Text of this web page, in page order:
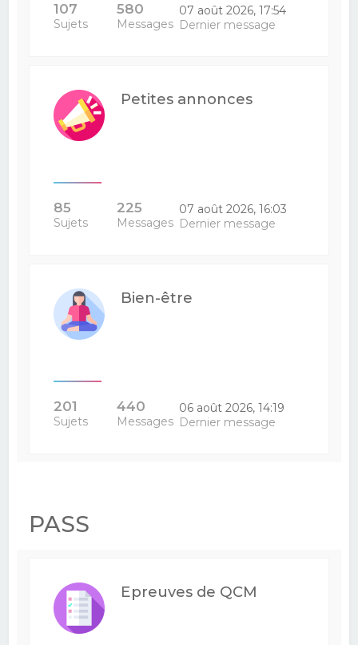
107
Sujets
580
Messages
07 août 2026, 17:54
Dernier message
Petites annonces
85
Sujets
225
Messages
07 août 2026, 16:03
Dernier message
Bien-être
201
Sujets
440
Messages
06 août 2026, 14:19
Dernier message
PASS
Epreuves de QCM